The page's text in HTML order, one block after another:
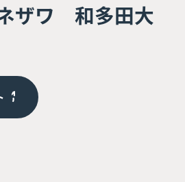
ザワ 和多田大